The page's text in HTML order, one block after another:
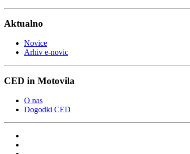
Aktualno
Novice
Arhiv e-novic
CED in Motovila
O nas
Dogodki CED